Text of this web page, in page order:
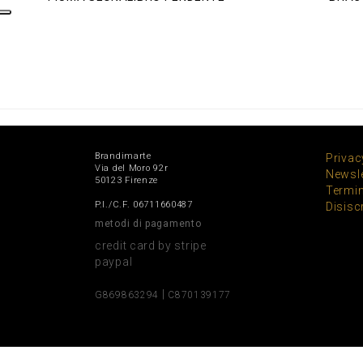
Brandimarte
Via del Moro 92r
50123 Firenze
P.I./C.F. 06711660487
metodi di pagamento
credit card by stripe
paypal
G869863294 C870139177